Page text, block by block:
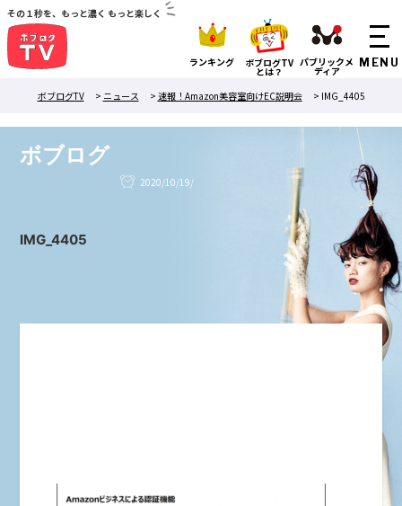
その１秒を、もっと濃く もっと楽しく
ランキング ボブログTV
とは？
パブリックメ
ディア
ボブログTV
> ニュース > 速報！Amazon美容室向けEC説明会 > IMG_4405
ボブログ
2020/10/19/
IMG_4405